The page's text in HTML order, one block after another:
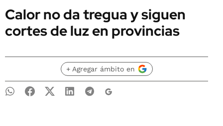
Calor no da tregua y siguen
cortes de luz en provincias
+ Agregar ámbito en